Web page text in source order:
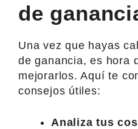
de
Una vez que hayas
de ganancia, es hora
mejorarlos. Aquí te
consejos útiles:
Analiza tus